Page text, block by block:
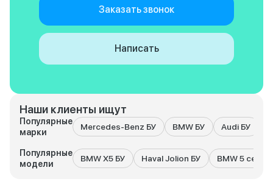
Заказать звонок
Написать
Наши клиенты ищут
Популярные
марки
Mercedes-Benz БУ BMW БУ Audi БУ
Популярные
модели
BMW X5 БУ Haval Jolion БУ BMW 5 серия